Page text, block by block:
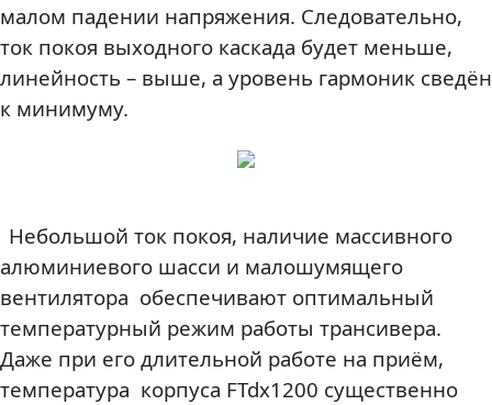
малом падении напряжения. Следовательно,
ток покоя выходного каскада будет меньше,
линейность – выше, а уровень гармоник сведён
к минимуму.
Небольшой ток покоя, наличие массивного
алюминиевого шасси и малошумящего
вентилятора обеспечивают оптимальный
температурный режим работы трансивера.
Даже при его длительной работе на приём,
температура корпуса FTdx1200 существенно